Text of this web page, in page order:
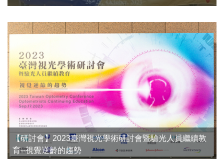
韓國DCU大學視光系訪問本校參訪活動剪影
【研討會】2023臺灣視光學術研討會暨驗光人員繼續教
育--視覺逆齡的趨勢